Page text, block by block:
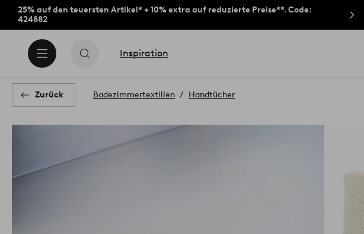
25% auf den teuersten Artikel* + 10% extra auf reduzierte Preise**. Code:
424882
Inspiration
Zurück Badezimmertextilien Handtücher